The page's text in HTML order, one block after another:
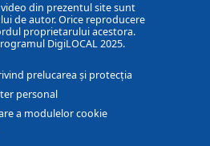
din prezentul site sunt
de autor. Orice reproducere
proprietarului acestora.
DigiLOCAL 2025.
prelucarea și protecția
personal
a modulelor cookie